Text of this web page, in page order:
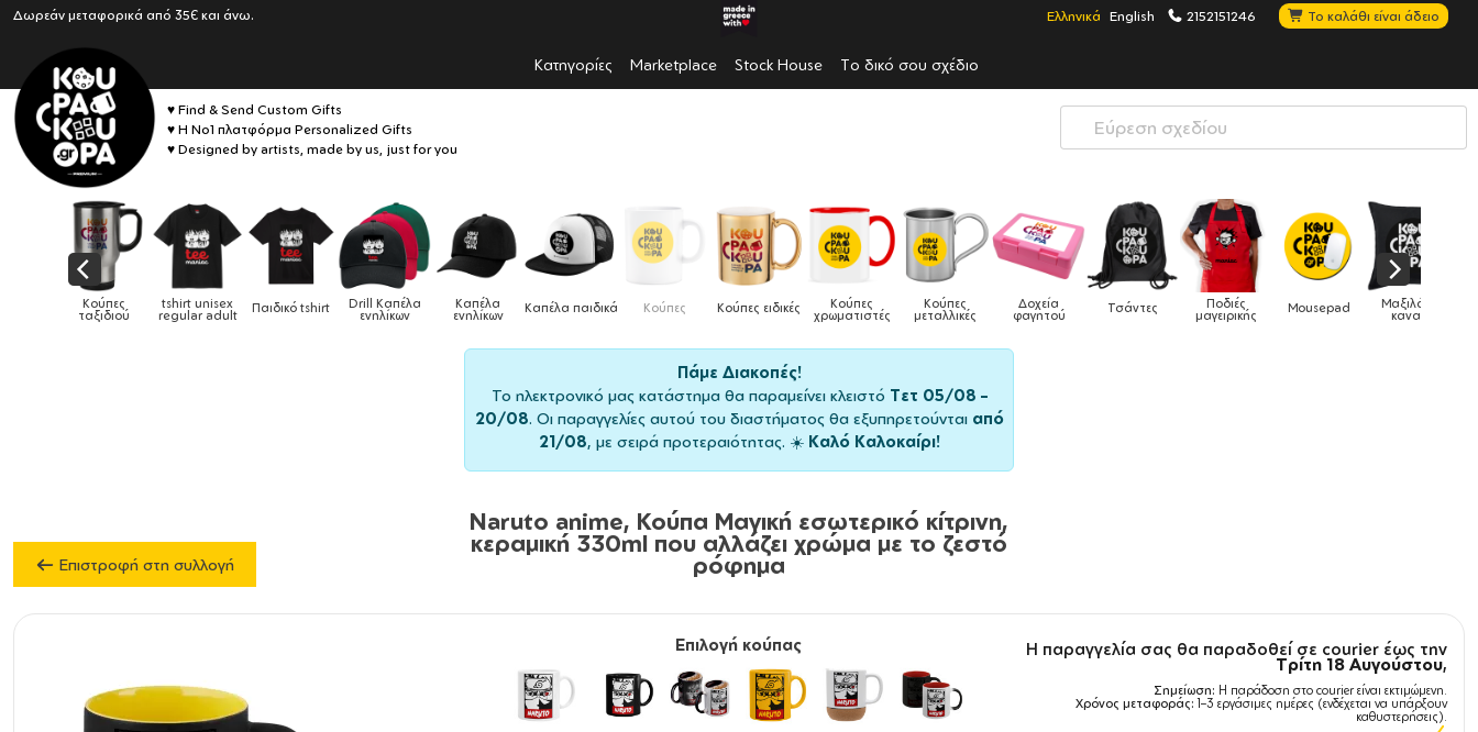
Δωρεάν μεταφορικά από 35€ και άνω. Ελληνικά English 2152151246 Το καλάθι είναι άδειο
Κατηγορίες Marketplace Stock House Το δικό σου σχέδιο
♥ Find & Send Custom Gifts
♥ Η No1 πλατφόρμα Personalized Gifts
♥ Designed by artists, made by us, just for you
Drill Καπέλα
ενηλίκων
Καπέλα
ενηλίκων Καπέλα παιδικά Κούπες Κούπες ειδικές Κούπες
χρωματιστές
Κούπες
μεταλλικές
Δοχεία
φαγητού Τσάντες Ποδιές
μαγειρικής Mousepad Μαξιλάρια
καναπέ Phone Holders Ρολόγια
Πάμε Διακοπές!
Το ηλεκτρονικό μας κατάστημα θα παραμείνει κλειστό Τετ 05/08 –
20/08. Οι παραγγελίες αυτού του διαστήματος θα εξυπηρετούνται από
21/08, με σειρά προτεραιότητας. ☀️ Καλό Καλοκαίρι!
Επιστροφή στη συλλογή
Naruto anime, Κούπα Μαγική εσωτερικό κίτρινη,
κεραμική 330ml που αλλάζει χρώμα με το ζεστό
ρόφημα
Επιλογή κούπας Η παραγγελία σας θα παραδοθεί σε courier έως την
Τρίτη 18 Αυγούστου,
Σημείωση: Η παράδοση στο courier είναι εκτιμώμενη.
Χρόνος μεταφοράς: 1–3 εργάσιμες ημέρες (ενδέχεται να υπάρξουν
καθυστερήσεις).